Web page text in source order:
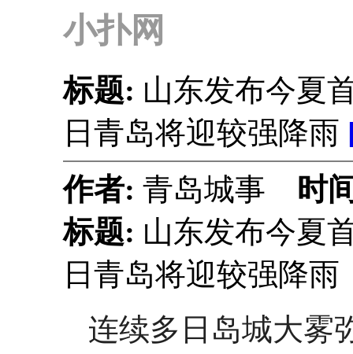
小扑网
标题: 山东发布今夏
日青岛将迎较强降雨
作者: 青岛城事 时
标题: 山东发布今夏
日青岛将迎较强降雨
连续多日岛城大雾